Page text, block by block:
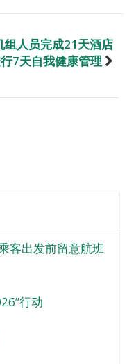
组人员完成21天酒店
7天自我健康管理
客出发前留意航班
行动